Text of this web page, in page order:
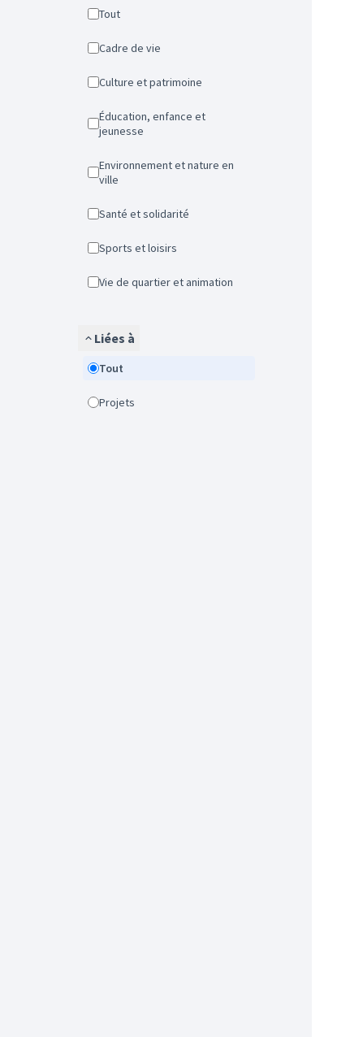
Tout
Cadre de vie
Culture et patrimoine
Éducation, enfance et
jeunesse
Environnement et nature en
ville
Santé et solidarité
Sports et loisirs
Vie de quartier et animation
Liées à
Tout
Projets